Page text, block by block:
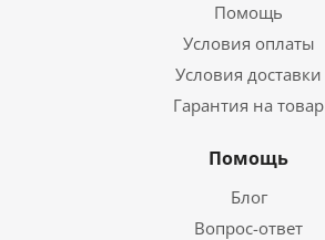
Помощь
Условия оплаты
Условия доставки
Гарантия на товар
Помощь
Блог
Вопрос-ответ